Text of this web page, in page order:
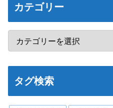
カテゴリー
タグ検索